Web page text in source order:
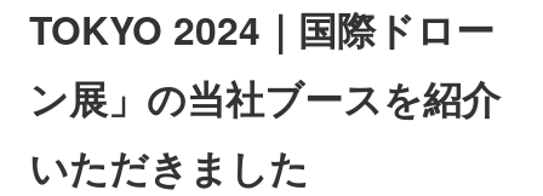
クラウドモビリティ研究所
TOKYO 2024｜国際ドロー
ン展」の当社ブースを紹介
いただきました